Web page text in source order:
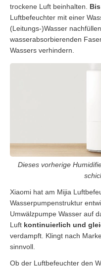
trockene Luft beinhalten.
Luftbefeuchter mit einer
(Leitungs-)Wasser
wasserabsorbierenden
Wassers verhindern.
Dieses vorherige
Xiaomi hat am Mijia
Wasserpumpenstruktur
Umwälzpumpe Wasser auf
Luft kontinuierlich und
verdampft. Klingt nach
sinnvoll.
Ob der Luftbefeuchter den